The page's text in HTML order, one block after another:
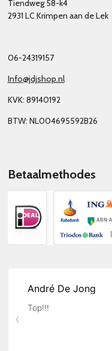
Tiendweg 58-k4
2931 LC Krimpen aan de Lek
06-24319157
Info@jdjshop.nl
KVK: 89140192
BTW: NL004695592B26
Betaalmethodes